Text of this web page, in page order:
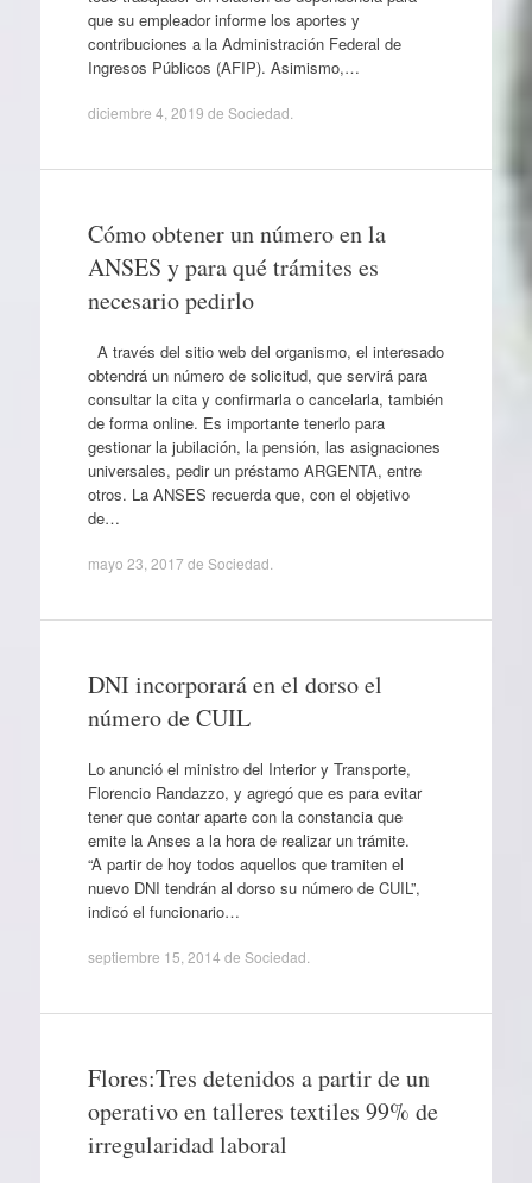
que su empleador informe los aportes y
contribuciones a la Administración Federal de
Ingresos Públicos (AFIP). Asimismo,…
diciembre 4, 2019 de Sociedad
Cómo obtener un número en la
ANSES y para qué trámites es
necesario pedirlo
A través del sitio web del organismo, el interesado
obtendrá un número de solicitud, que servirá para
consultar la cita y confirmarla o cancelarla, también
de forma online. Es importante tenerlo para
gestionar la jubilación, la pensión, las asignaciones
universales, pedir un préstamo ARGENTA, entre
otros. La ANSES recuerda que, con el objetivo
de…
mayo 23, 2017 de Sociedad
DNI incorporará en el dorso el
número de CUIL
Lo anunció el ministro del Interior y Transporte,
Florencio Randazzo, y agregó que es para evitar
tener que contar aparte con la constancia que
emite la Anses a la hora de realizar un trámite.
“A partir de hoy todos aquellos que tramiten el
nuevo DNI tendrán al dorso su número de CUIL”,
indicó el funcionario…
septiembre 15, 2014 de Sociedad
Flores:Tres detenidos a partir de un
operativo en talleres textiles 99% de
irregularidad laboral